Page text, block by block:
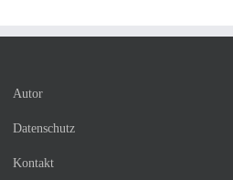
Autor
Datenschutz
Kontakt